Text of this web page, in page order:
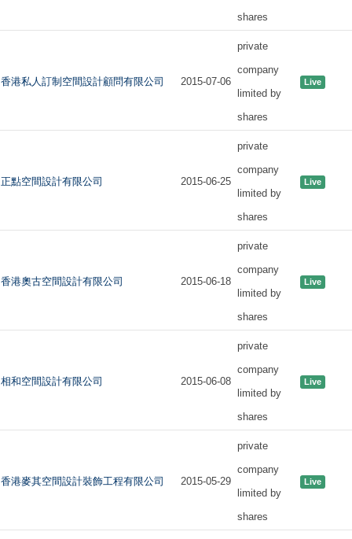
shares
香港私人訂制空間設計顧問有限公司 2015-07-06
private
company
limited by
shares
Live
正點空間設計有限公司 2015-06-25
private
company
limited by
shares
Live
香港奧古空間設計有限公司 2015-06-18
private
company
limited by
shares
Live
相和空間設計有限公司 2015-06-08
private
company
limited by
shares
Live
香港麥其空間設計裝飾工程有限公司 2015-05-29
private
company
limited by
shares
Live